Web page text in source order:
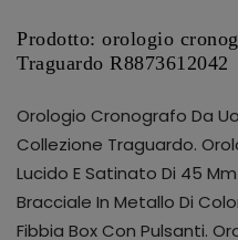
Prodotto: orologio
Traguardo R8873612042
Orologio Cronografo Da
Collezione Traguardo.
Lucido E Satinato Di 45
Bracciale In Metallo Di
Fibbia Box Con Pulsanti.